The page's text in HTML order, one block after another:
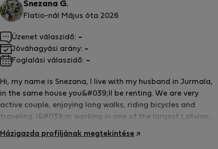
Snezana G.
Flatio-nál Május óta 2026
Hi, my name is Snezana, I live with my husband in Jurmala,
in the same house you&#039;ll be renting. We are very
active couple, enjoying long walks, riding bicycles and
traveling. I&#039;m working in one of the largest Latvian
cosmetics brand , which is a great idea for a souvenir if you
Házigazda profiljának megtekintése
Üzenet válaszidő: -
Jóváhagyási arány: -
Foglalási válaszidő: -